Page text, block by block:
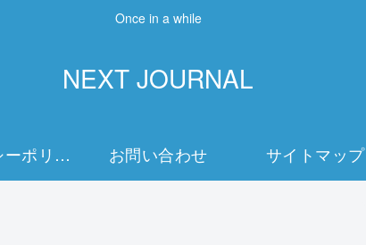
Once in a while
NEXT JOURNAL
プライバシーポリシー お問い合わせ サイトマップ